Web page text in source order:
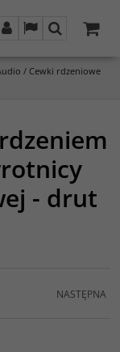
Panel LangSzukaj
/ Cewki rdzeniowe
- drut
NASTĘPNA